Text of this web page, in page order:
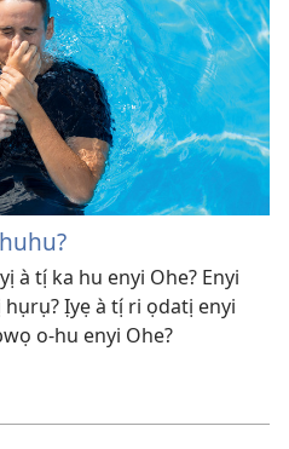
à tị́ ka hu enyi Ohe? Enyi
Ịyẹ à tị́ ri ọdatị enyi
o-hu enyi Ohe?